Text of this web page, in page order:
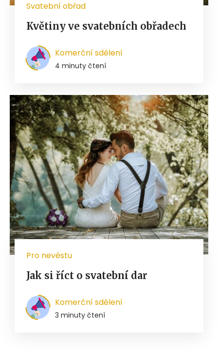
Svatební obřad
Květiny ve svatebních obřadech
Komerční sdělení
4 minuty čtení
Pro nevěstu
Jak si říct o svatební dar
Komerční sdělení
3 minuty čtení